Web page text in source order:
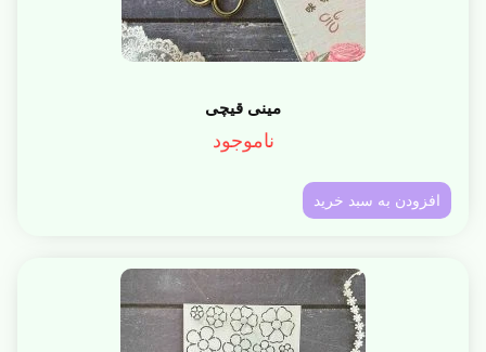
مینی قیچی
ناموجود
افزودن به سبد خرید